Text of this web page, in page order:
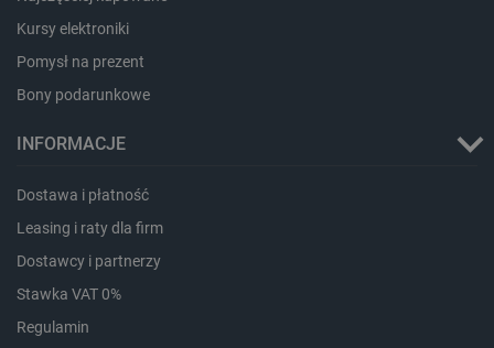
Kursy elektroniki
Pomysł na prezent
Bony podarunkowe
INFORMACJE
Dostawa i płatność
Leasing i raty dla firm
Dostawcy i partnerzy
Stawka VAT 0%
Regulamin
_lb_ccc